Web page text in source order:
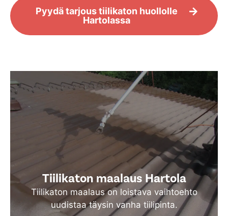
Pyydä tarjous tiilikaton huollolle
Hartolassa
Tiilikaton maalaus Hartola
Tiilikaton maalaus on loistava vaihtoehto
uudistaa täysin vanha tiilipinta.